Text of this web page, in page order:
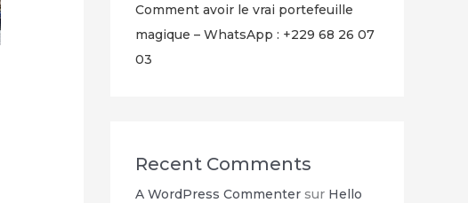
Comment avoir le vrai portefeuille
magique – WhatsApp : +229 68 26 07
03
Recent Comments
A WordPress Commenter sur Hello